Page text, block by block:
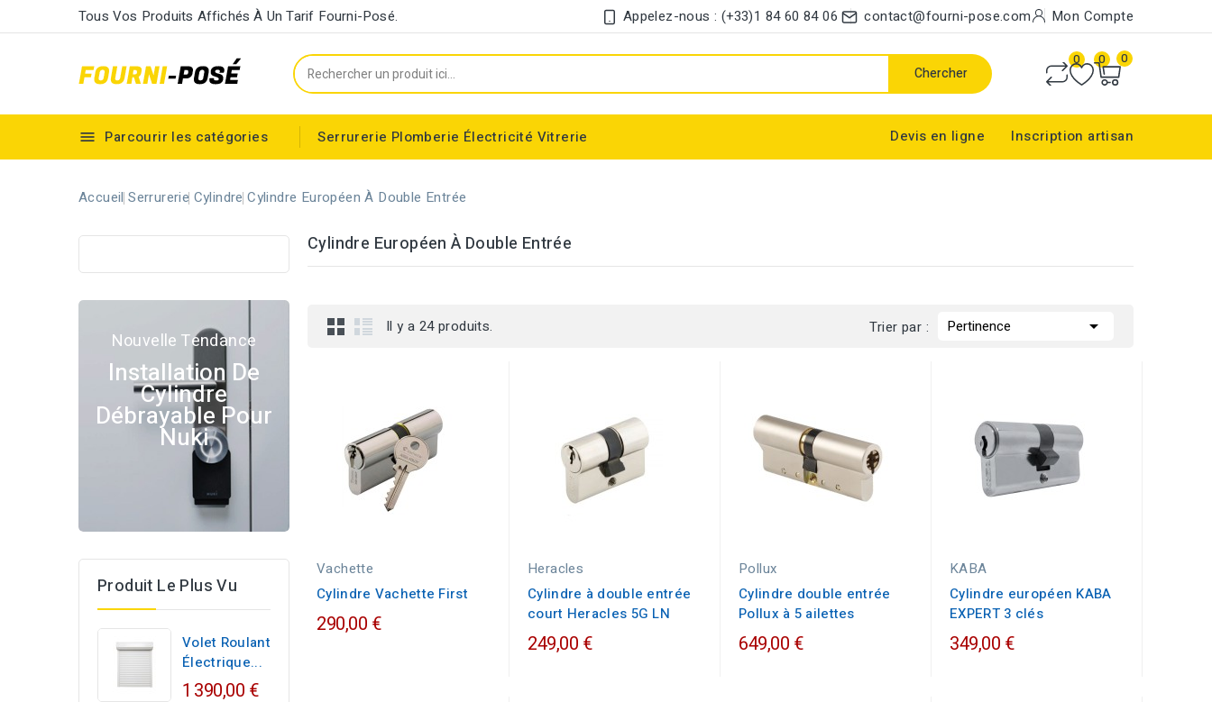
Tous Vos Produits Affichés À Un Tarif Fourni-Posé. Appelez-nous : (+33)1 84 60 84 06 contact@fourni-pose.com Mon Compte
Chercher
0 0 0
 Parcourir les catégories Serrurerie Plomberie Électricité Vitrerie Devis en ligne Inscription artisan
Accueil Serrurerie Cylindre Cylindre Européen À Double Entrée
Nouvelle Tendance
Installation De
Cylindre
Débrayable Pour
Nuki
Produit Le Plus Vu
Volet Roulant
Électrique...
1 390,00 €
Cylindre Européen À Double Entrée
Il y a 24 produits. Trier par : Pertinence 
Vachette
Cylindre Vachette First
290,00 €
Heracles
Cylindre à double entrée
court Heracles 5G LN
249,00 €
Pollux
Cylindre double entrée
Pollux à 5 ailettes
649,00 €
KABA
Cylindre européen KABA
EXPERT 3 clés
349,00 €